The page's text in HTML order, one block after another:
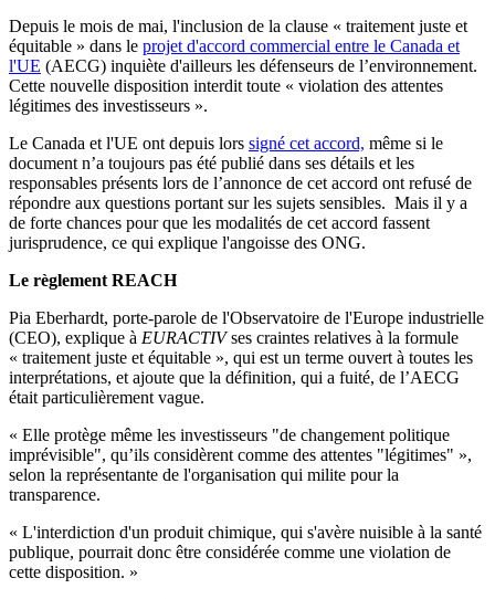
Depuis le mois de mai, l'inclusion de la clause « traitement juste et
équitable » dans le projet d'accord commercial entre le Canada et
l'UE (AECG) inquiète d'ailleurs les défenseurs de l’environnement.
Cette nouvelle disposition interdit toute « violation des attentes
légitimes des investisseurs ».
Le Canada et l'UE ont depuis lors signé cet accord, même si le
document n’a toujours pas été publié dans ses détails et les
responsables présents lors de l’annonce de cet accord ont refusé de
répondre aux questions portant sur les sujets sensibles. Mais il y a
de forte chances pour que les modalités de cet accord fassent
jurisprudence, ce qui explique l'angoisse des ONG.
Le règlement REACH
Pia Eberhardt, porte-parole de l'Observatoire de l'Europe industrielle
(CEO), explique à EURACTIVses craintes relatives à la formule
« traitement juste et équitable », qui est un terme ouvert à toutes les
interprétations, et ajoute que la définition, qui a fuité, de l’AECG
était particulièrement vague.
« Elle protège même les investisseurs "de changement politique
imprévisible", qu’ils considèrent comme des attentes "légitimes" »,
selon la représentante de l'organisation qui milite pour la
transparence.
« L'interdiction d'un produit chimique, qui s'avère nuisible à la santé
publique, pourrait donc être considérée comme une violation de
cette disposition. »